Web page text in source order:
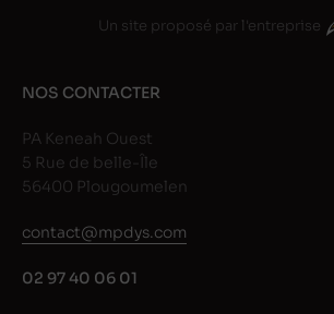
Un site proposé par l'entreprise
NOS CONTACTER
PA Keneah Ouest
5 Rue de belle-Île
56400 Plougoumelen
contact@mpdys.com
02 97 40 06 01